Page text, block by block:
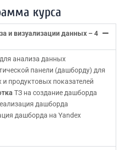
курса
и визуализации данных – 4
анализа данных
панели (дашборду) для
продуктовых показателей
ТЗ на создание дашборда
дашборда
дашборда на Yandex